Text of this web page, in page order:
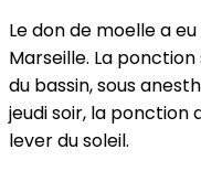
Le don de moelle a
Marseille. La
du bassin, sous
jeudi soir, la ponction
lever du soleil.